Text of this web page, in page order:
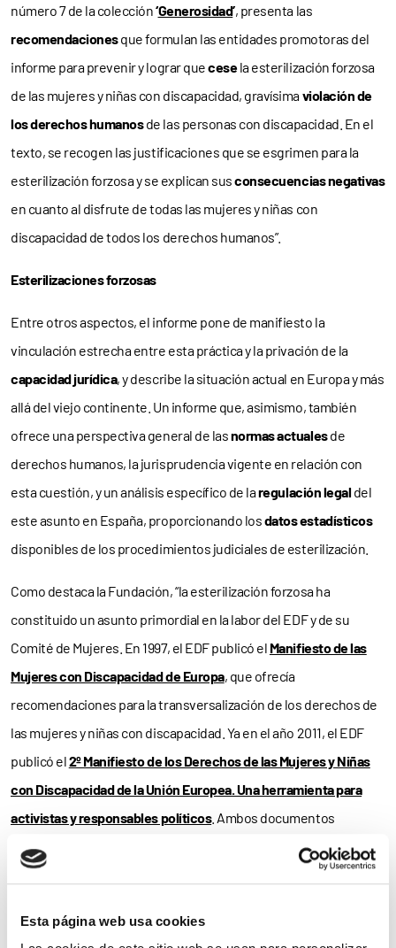
Esta página web usa cookies
número 7 de la colección‘Generosidad’, presenta las
recomendacionesque formulan las entidades promotoras del
informe para prevenir y lograr quecesela esterilización forzosa
de las mujeres y niñas con discapacidad, gravísimaviolación de
los derechos humanosde las personas con discapacidad. En el
texto, se recogen las justificaciones que se esgrimen para la
esterilización forzosa y se explican susconsecuencias negativas
en cuanto al disfrute de todas las mujeres y niñas con
discapacidad de todos los derechos humanos”.
Esterilizaciones forzosas
Entre otros aspectos, el informe pone de manifiesto la
vinculación estrecha entre esta práctica y la privación de la
capacidad jurídica, y describe la situación actual en Europa y más
allá del viejo continente. Un informe que, asimismo, también
ofrece una perspectiva general de lasnormas actualesde
derechos humanos, la jurisprudencia vigente en relación con
esta cuestión, y un análisis específico de laregulación legaldel
este asunto en España, proporcionando losdatos estadísticos
disponibles de los procedimientos judiciales de esterilización.
Como destaca la Fundación, “la esterilización forzosa ha
constituido un asunto primordial en la labor del EDF y de su
Comité de Mujeres. En 1997, el EDF publicó el Manifiesto de las
Mujeres con Discapacidad de Europa, que ofrecía
recomendaciones para la transversalización de los derechos de
las mujeres y niñas con discapacidad. Ya en el año 2011, el EDF
publicó el2º Manifiesto de los Derechos de las Mujeres y Niñas
con Discapacidad de la Unión Europea. Una herramienta para
activistas y responsables políticos. Ambos documentos
constituyen instrumentos clave para asegurar el
pleno respeto
de los derechos de las mujeres y niñas con discapacidad en la
propias decisiones, losderechos reproductivos